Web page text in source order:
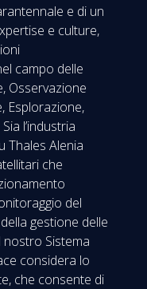
e di un
e culture,
campo delle
Osservazione
Esplorazione,
l’industria
Thales Alenia
che
del
gestione delle
Sistema
considera lo
che consente di